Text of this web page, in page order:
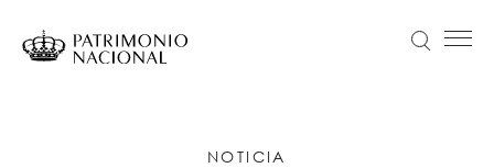
contenido
Buscar
NOTICIA